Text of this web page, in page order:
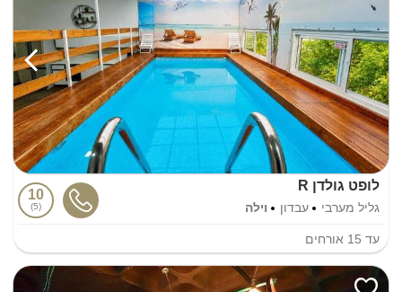
לופט גולדן R
גליל מערבי עבדון וילה
10
5
עד 15 אורחים